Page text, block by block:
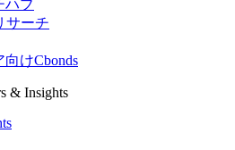
ハブ
サーチ
向けCbonds
& Insights